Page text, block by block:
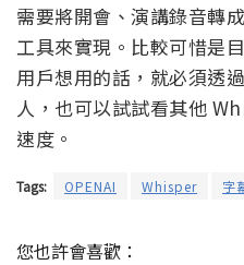
需要將開會、演講錄音轉
工具來實現。比較可惜是
用戶想用的話，就必須透
人，也可以試試看其他
速度。
Tags: OPENAI Whisper 字
您也許會喜歡：